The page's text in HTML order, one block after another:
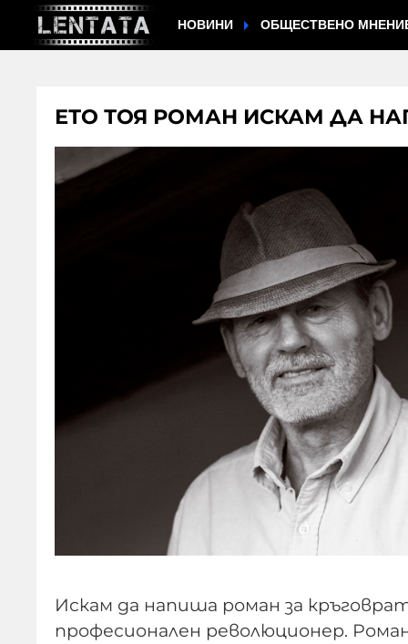
НОВИНИ ОБЩЕСТВЕНО
ЕТО ТОЯ РОМАН ИСКАМ ДА
Искам да напиша роман за
професионален революционер.